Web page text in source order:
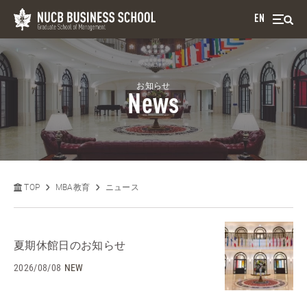
EN
お知らせ
News
TOP MBA教育 ニュース
夏期休館日のお知らせ
2026/08/08 NEW